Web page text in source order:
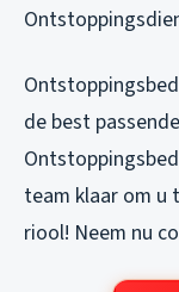
de best
team klaar om u
riool! Neem nu